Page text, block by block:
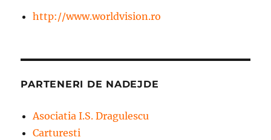
http://www.worldvision.ro
PARTENERI DE NADEJDE
Asociatia I.S. Dragulescu
Carturesti